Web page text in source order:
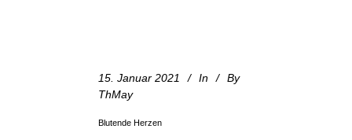
15. Januar 2021 In
By
ThMay
Blutende Herzen